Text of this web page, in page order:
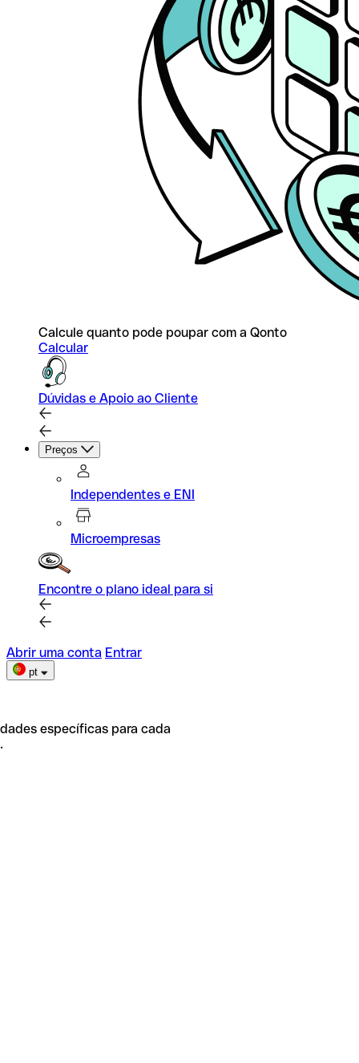
Calcule quanto pode poupar com a Qonto
Calcular
Dúvidas e Apoio ao Cliente
Preços
Independentes e ENI
Microempresas
Encontre o plano ideal para si
Abrir uma conta Entrar
pt
específicas para cada